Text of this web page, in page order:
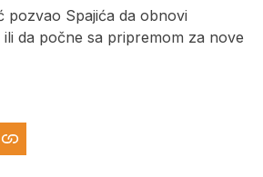
pozvao Spajića da obnovi
da počne sa pripremom za nove